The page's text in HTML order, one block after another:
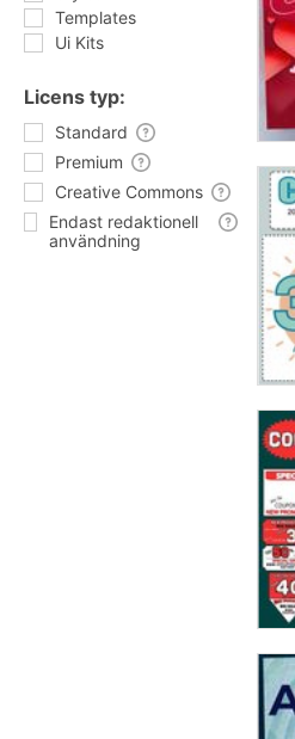
Templates
Ui Kits
Licens typ:
Standard
Premium
Creative Commons
Endast redaktionell
användning